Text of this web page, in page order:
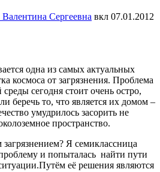
Сергеевна вкл 07.01.2012
одна из самых актуальных
космоса от загрязнения. Проблема
сегодня стоит очень остро,
беречь то, что является их домом –
умудрилось засорить не
пространство.
Я семиклассница
и попыталась найти пути
её решения являются